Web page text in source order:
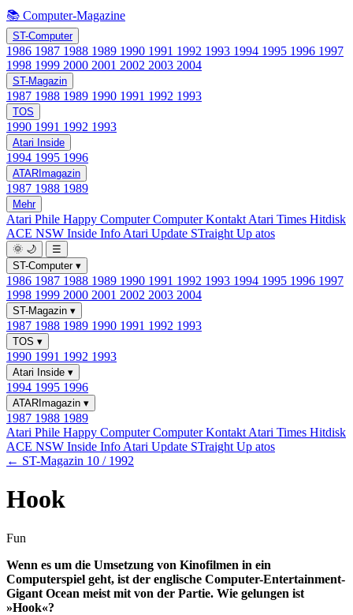
📚 Computer-Magazine
ST-Computer
1986 1987 1988 1989 1990 1991 1992 1993 1994 1995 1996 1997
1998 1999 2000 2001 2002 2003 2004
ST-Magazin
1987 1988 1989 1990 1991 1992 1993
TOS
1990 1991 1992 1993
Atari Inside
1994 1995 1996
ATARImagazin
1987 1988 1989
Mehr
Atari Phile Happy ComputerComputer Kontakt Atari Times Hitdisk
ACE NSW Inside Info Atari Update STraight Up atos
🌞 🌙
☰
ST-Computer ▾
1986 1987 1988 1989 1990 1991 1992 1993 1994 1995 1996 1997
1998 1999 2000 2001 2002 2003 2004
ST-Magazin ▾
1987 1988 1989 1990 1991 1992 1993
TOS ▾
1990 1991 1992 1993
Atari Inside ▾
1994 1995 1996
ATARImagazin ▾
1987 1988 1989
Atari Phile Happy ComputerComputer Kontakt Atari Times Hitdisk
ACE NSW Inside Info Atari Update STraight Up atos
← ST-Magazin 10 / 1992
Hook
Fun
Wenn es um die Umsetzung von Kinofilmen in ein
Computerspiel geht, ist der englische Computer-Entertainment-
Gigant Ocean meist mit von der Partie. Wie gelungen ist
»Hook«?